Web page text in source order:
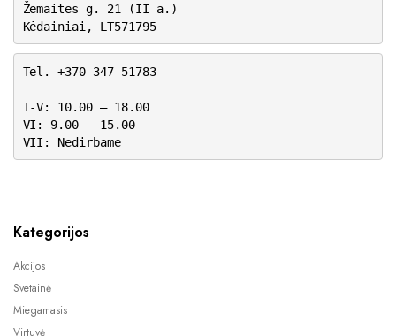
Žemaitės g. 21 (II a.)
Kėdainiai, LT571795
Tel. +370 347 51783
I-V: 10.00 – 18.00
VI: 9.00 – 15.00
VII: Nedirbame
Kategorijos
Akcijos
Svetainė
Miegamasis
Virtuvė